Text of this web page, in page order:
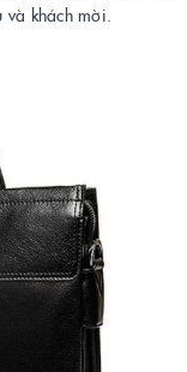
khách mời.